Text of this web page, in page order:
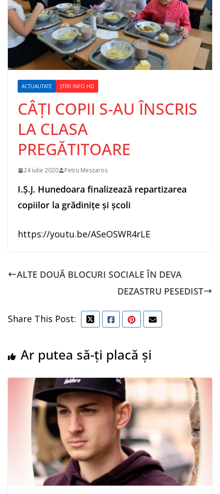
ACTUALITATE ȘTIRI INFO HD
CÂȚI COPII S-AU ÎNSCRIS
LA CLASA
PREGĂTITOARE
24 iulie 2020 Petru Meszaros
I.Ș.J. Hunedoara finalizează repartizarea
copiilor la grădinițe și școli
https://youtu.be/ASeOSWR4rLE
ALTE DOUĂ BLOCURI SOCIALE ÎN DEVA
DEZASTRU PESEDIST
Share This Post:
Ar putea să-ți placă și